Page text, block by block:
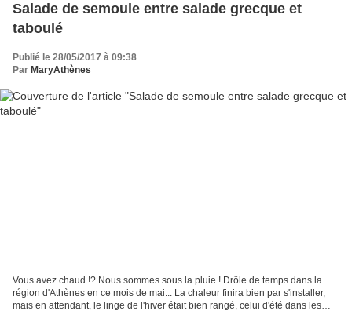
Salade de semoule entre salade grecque et
taboulé
Publié le 28/05/2017 à 09:38
Par MaryAthènes
Vous avez chaud !? Nous sommes sous la pluie ! Drôle de temps dans la
région d'Athènes en ce mois de mai... La chaleur finira bien par s'installer,
mais en attendant, le linge de l'hiver était bien rangé, celui d'été dans les